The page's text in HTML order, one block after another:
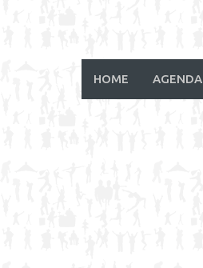
HOME AGENDA